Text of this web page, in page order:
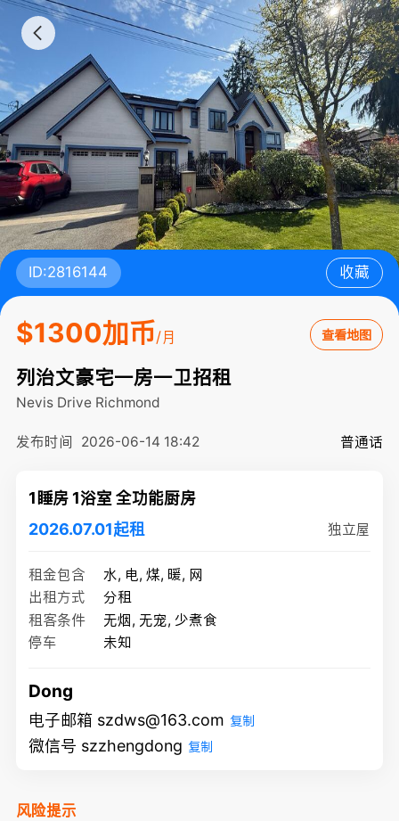
ID:2816144 收藏
$1300加币/月 查看地图
列治文豪宅一房一卫招租
Nevis Drive Richmond
发布时间 2026-06-14 18:42 普通话
1睡房 1浴室 全功能厨房
2026.07.01起租
独立屋
租金包含
水, 电, 煤, 暖, 网
出租方式
分租
租客条件
无烟, 无宠, 少煮食
停车
未知
Dong
电子邮箱 szdws@163.com 复制
微信号 szzhengdong 复制
风险提示